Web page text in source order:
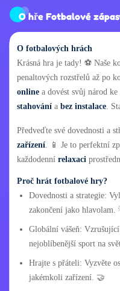
O hře Fotbalové
O fotbalových hrách
Krásná hra je tady! ⚽ Naše
penaltových rozstřelů až po
online a dovést svůj národ ke
stahování a bez instalace .
Předveďte své dovednosti a
zařízení . 📱 Je to perfektní
každodenní relaxaci
Proč hrát fotbalové hry?
Dovednosti a strategie:
zakončení jako hlavolam.
Globální vášeň:
nejoblíbenější sport na
Hrajte s přáteli: Vyzvěte
jakémkoli zařízení. 🤝